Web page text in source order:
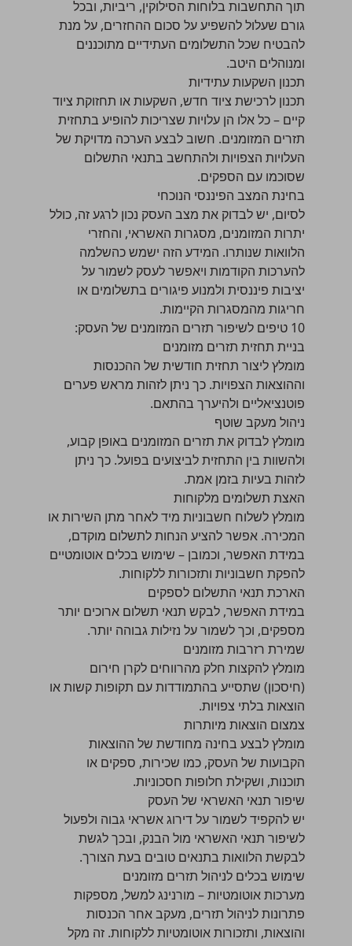
תוך התחשבות בלוחות הסילוקין, ריביות, ובכל
גורם שעלול להשפיע על סכום ההחזרים, על מנת
להבטיח שכל התשלומים העתידיים מתוכננים
ומנוהלים היטב.
תכנון השקעות עתידיות
תכנון לרכישת ציוד חדש, השקעות או תחזוקת ציוד
קיים – כל אלו הן עלויות שצריכות להופיע בתחזית
תזרים המזומנים. חשוב לבצע הערכה מדויקת של
העלויות הצפויות ולהתחשב בתנאי התשלום
שסוכמו עם הספקים.
בחינת המצב הפיננסי הנוכחי
לסיום, יש לבדוק את מצב העסק נכון לרגע זה, כולל
יתרות המזומנים, מסגרות האשראי, והחזרי
הלוואות שנותרו. המידע הזה ישמש כהשלמה
להערכות הקודמות ויאפשר לעסק לשמור על
יציבות פיננסית ולמנוע פיגורים בתשלומים או
חריגות מהמסגרות הקיימות.
10 טיפים לשיפור תזרים המזומנים של העסק:
בניית תחזית תזרים מזומנים
מומלץ ליצור תחזית חודשית של ההכנסות
וההוצאות הצפויות. כך ניתן לזהות מראש פערים
פוטנציאליים ולהיערך בהתאם.
ניהול מעקב שוטף
מומלץ לבדוק את תזרים המזומנים באופן קבוע,
ולהשוות בין התחזית לביצועים בפועל. כך ניתן
לזהות בעיות בזמן אמת.
האצת תשלומים מלקוחות
מומלץ לשלוח חשבוניות מיד לאחר מתן השירות או
המכירה. אפשר להציע הנחות לתשלום מוקדם,
במידת האפשר, וכמובן – שימוש בכלים אוטומטיים
להפקת חשבוניות ותזכורות ללקוחות.
הארכת תנאי התשלום לספקים
במידת האפשר, לבקש תנאי תשלום ארוכים יותר
מספקים, וכך לשמור על נזילות גבוהה יותר.
שמירת רזרבות מזומנים
מומלץ להקצות חלק מהרווחים לקרן חירום
(חיסכון) שתסייע בהתמודדות עם תקופות קשות או
הוצאות בלתי צפויות.
צמצום הוצאות מיותרות
מומלץ לבצע בחינה מחודשת של ההוצאות
הקבועות של העסק, כמו שכירות, ספקים או
תוכנות, ושקילת חלופות חסכוניות.
שיפור תנאי האשראי של העסק
יש להקפיד לשמור על דירוג אשראי גבוה ולפעול
לשיפור תנאי האשראי מול הבנק, ובכך לגשת
לבקשת הלוואות בתנאים טובים בעת הצורך.
שימוש בכלים לניהול תזרים מזומנים
מערכות אוטומטיות – מורנינג למשל, מספקות
פתרונות לניהול תזרים, מעקב אחר הכנסות
והוצאות, ותזכורות אוטומטיות ללקוחות. זה מקל